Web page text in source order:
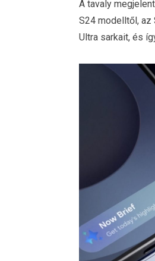
A tavaly
S24 modelltől,
Ultra sarkait, és